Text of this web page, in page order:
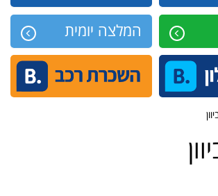
המלצה יומית